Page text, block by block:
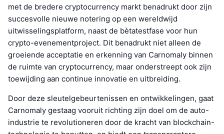
met de bredere cryptocurrency markt benadrukt door zijn
succesvolle nieuwe notering op een wereldwijd
uitwisselingsplatform, naast de bètatestfase voor hun
crypto-evenementproject. Dit benadrukt niet alleen de
groeiende acceptatie en erkenning van Carnomaly binnen
de ruimte van cryptocurrency, maar onderstreept ook zijn
toewijding aan continue innovatie en uitbreiding.
Door deze sleutelgebeurtenissen en ontwikkelingen, gaat
Carnomaly gestaag vooruit richting zijn doel om de auto-
industrie te revolutioneren door de kracht van blockchain-